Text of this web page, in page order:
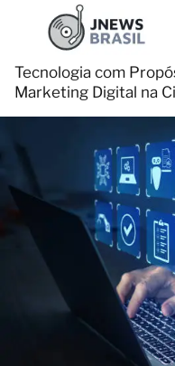
Tecnologia com
Marketing Digital na